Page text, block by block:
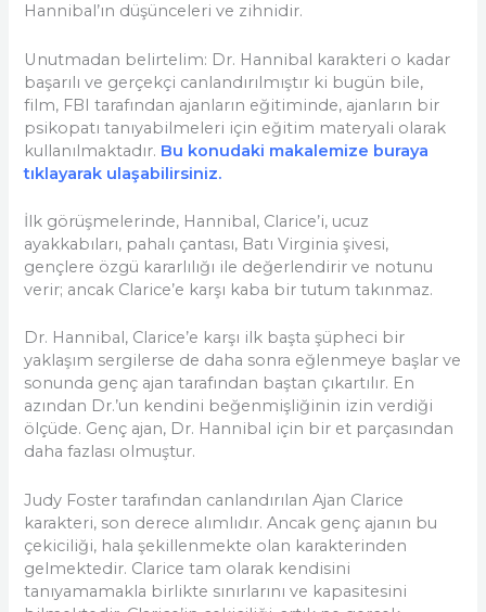
Hannibal’ın düşünceleri ve zihnidir.
Unutmadan belirtelim: Dr. Hannibal karakteri o kadar
başarılı ve gerçekçi canlandırılmıştır ki bugün bile,
film, FBI tarafından ajanların eğitiminde, ajanların bir
psikopatı tanıyabilmeleri için eğitim materyali olarak
kullanılmaktadır. Bu konudaki makalemize buraya
tıklayarak ulaşabilirsiniz.
İlk görüşmelerinde, Hannibal, Clarice’i, ucuz
ayakkabıları, pahalı çantası, Batı Virginia şivesi,
gençlere özgü kararlılığı ile değerlendirir ve notunu
verir; ancak Clarice’e karşı kaba bir tutum takınmaz.
Dr. Hannibal, Clarice’e karşı ilk başta şüpheci bir
yaklaşım sergilerse de daha sonra eğlenmeye başlar ve
sonunda genç ajan tarafından baştan çıkartılır. En
azından Dr.’un kendini beğenmişliğinin izin verdiği
ölçüde. Genç ajan, Dr. Hannibal için bir et parçasından
daha fazlası olmuştur.
Judy Foster tarafından canlandırılan Ajan Clarice
karakteri, son derece alımlıdır. Ancak genç ajanın bu
çekiciliği, hala şekillenmekte olan karakterinden
gelmektedir. Clarice tam olarak kendisini
tanıyamamakla birlikte sınırlarını ve kapasitesini